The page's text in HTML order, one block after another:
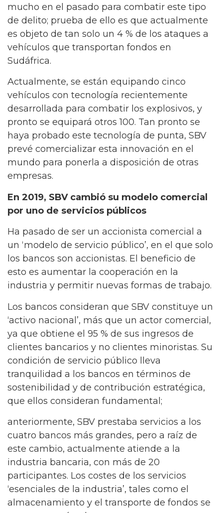
mucho en el pasado para combatir este tipo
de delito; prueba de ello es que actualmente
es objeto de tan solo un 4 % de los ataques a
vehículos que transportan fondos en
Sudáfrica.
Actualmente, se están equipando cinco
vehículos con tecnología recientemente
desarrollada para combatir los explosivos, y
pronto se equipará otros 100. Tan pronto se
haya probado este tecnología de punta, SBV
prevé comercializar esta innovación en el
mundo para ponerla a disposición de otras
empresas.
En 2019, SBV cambió su modelo comercial
por uno de servicios públicos
Ha pasado de ser un accionista comercial a
un ‘modelo de servicio público’, en el que solo
los bancos son accionistas. El beneficio de
esto es aumentar la cooperación en la
industria y permitir nuevas formas de trabajo.
Los bancos consideran que SBV constituye un
‘activo nacional’, más que un actor comercial,
ya que obtiene el 95 % de sus ingresos de
clientes bancarios y no clientes minoristas. Su
condición de servicio público lleva
tranquilidad a los bancos en términos de
sostenibilidad y de contribución estratégica,
que ellos consideran fundamental;
anteriormente, SBV prestaba servicios a los
cuatro bancos más grandes, pero a raíz de
este cambio, actualmente atiende a la
industria bancaria, con más de 20
participantes. Los costes de los servicios
‘esenciales de la industria’, tales como el
almacenamiento y el transporte de fondos se